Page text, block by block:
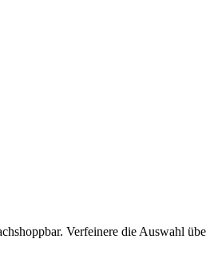
Verfeinere die Auswahl